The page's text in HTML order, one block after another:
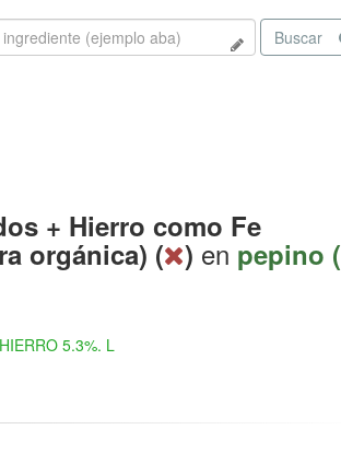
Buscar
+ Hierro como Fe
orgánica) ( ) en pepino (
5.3%. L